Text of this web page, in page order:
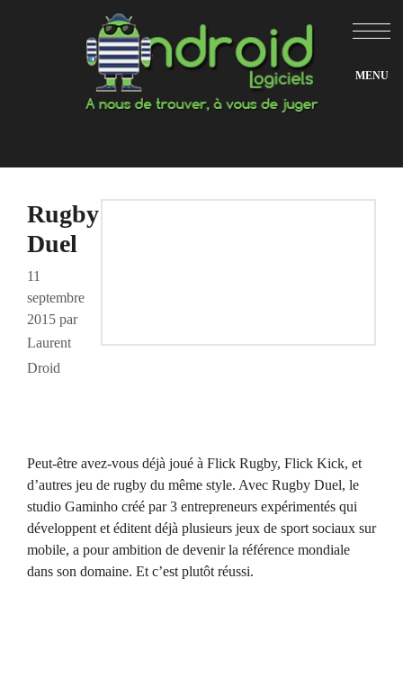
Rugby
Duel
11
septembre
2015 par
Laurent
Droid
Peut-être avez-vous déjà joué à Flick Rugby, Flick Kick, et
d’autres jeu de rugby du même style. Avec Rugby Duel, le
studio Gaminho créé par 3 entrepreneurs expérimentés qui
développent et éditent déjà plusieurs jeux de sport sociaux sur
mobile, a pour ambition de devenir la référence mondiale
dans son domaine. Et c’est plutôt réussi.